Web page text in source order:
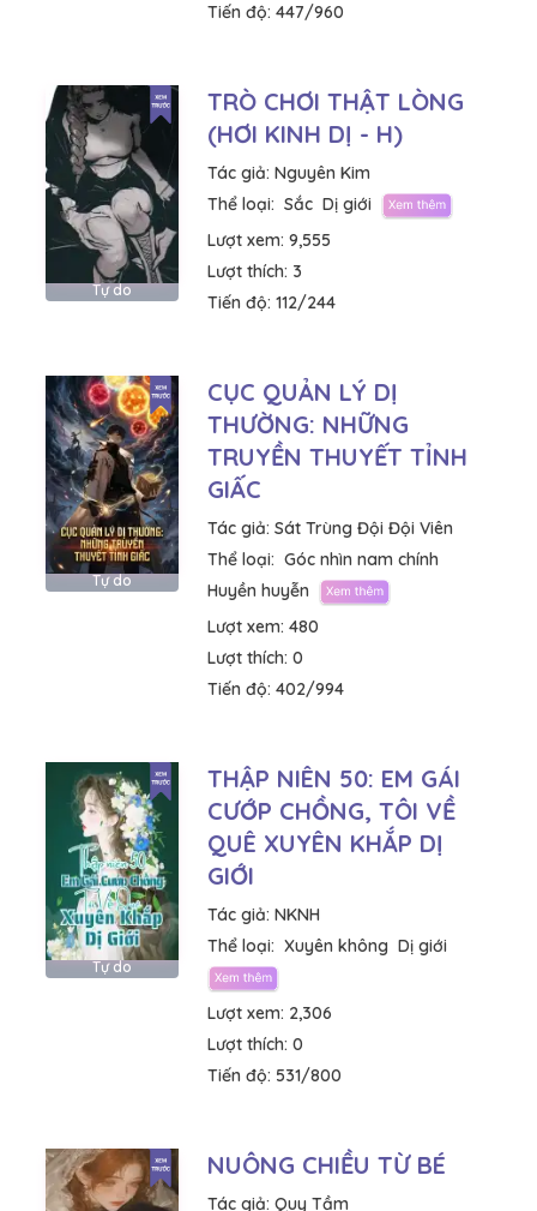
Tiến độ: 447/960
Tự do
TRÒ CHƠI THẬT LÒNG
(HƠI KINH DỊ - H)
Tác giả: Nguyên Kim
Thể loại: Sắc Dị giới
Lượt xem: 9,555
Lượt thích: 3
Tiến độ: 112/244
Tự do
CỤC QUẢN LÝ DỊ
THƯỜNG: NHỮNG
TRUYỀN THUYẾT TỈNH
GIẤC
Tác giả: Sát Trùng Đội Đội Viên
Thể loại: Góc nhìn nam chính
Huyền huyễn
Lượt xem: 480
Lượt thích: 0
Tiến độ: 402/994
Tự do
THẬP NIÊN 50: EM GÁI
CƯỚP CHỒNG, TÔI VỀ
QUÊ XUYÊN KHẮP DỊ
GIỚI
Tác giả: NKNH
Thể loại: Xuyên không Dị giới
Lượt xem: 2,306
Lượt thích: 0
Tiến độ: 531/800
NUÔNG CHIỀU TỪ BÉ
Tác giả: Quy Tầm